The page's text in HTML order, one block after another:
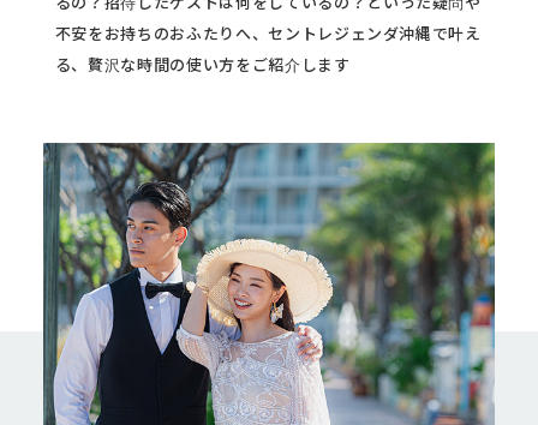
不安をお持ちのおふたりへ、セントレジェンダ沖縄で叶え
る、贅沢な時間の使い方をご紹介します